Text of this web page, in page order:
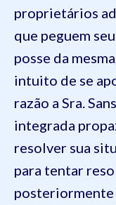
proprietários
que peguem
posse da
intuito de se
razão a Sra.
integrada
resolver sua
para tentar
posteriormente